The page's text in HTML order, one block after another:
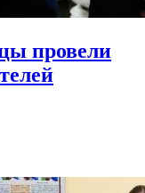
провели